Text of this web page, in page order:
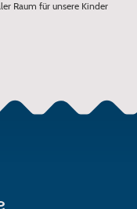
Raum für unsere Kinder